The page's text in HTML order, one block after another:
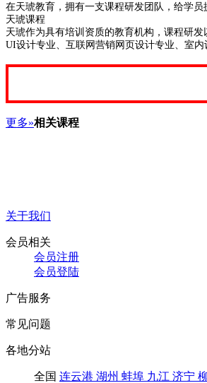
在天琥教育，拥有一支课程研发团队，给学员
天琥课程
天琥作为具有培训资质的教育机构，课程研
UI设计专业、互联网营销网页设计专业、室
更多»相关课程
关于我们
会员相关
会员注册
会员登陆
广告服务
常见问题
各地分站
全国 连云港 湖州 蚌埠 九江 济宁